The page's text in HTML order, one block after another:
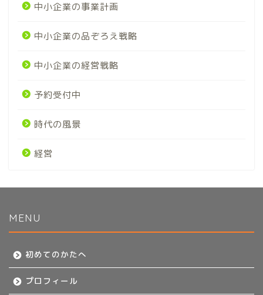
中小企業の事業計画
中小企業の品ぞろえ戦略
中小企業の経営戦略
予約受付中
時代の風景
経営
MENU
初めてのかたへ
プロフィール